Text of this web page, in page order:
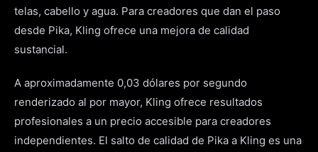
telas, cabello y agua. Para creadores que dan el paso
desde Pika, Kling ofrece una mejora de calidad
sustancial.
A aproximadamente 0,03 dólares por segundo
renderizado al por mayor, Kling ofrece resultados
profesionales a un precio accesible para creadores
independientes. El salto de calidad de Pika a Kling es una